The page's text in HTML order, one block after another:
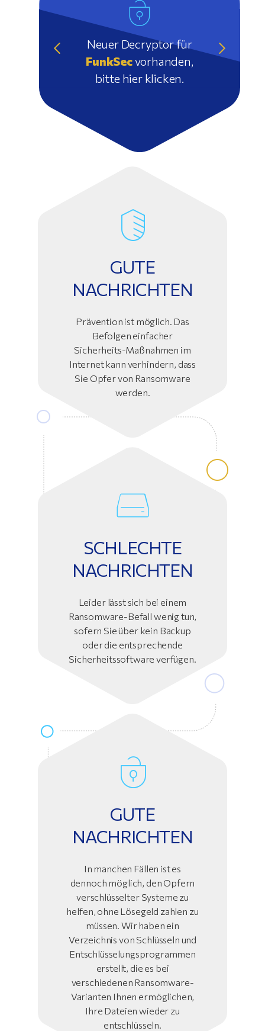
Neuer Decryptor für
FunkSecvorhanden,
bitte hier klicken.
GUTE
NACHRICHTEN
Prävention ist möglich. Das
Befolgen einfacher
Sicherheits-Maßnahmen im
Internet kann verhindern, dass
Sie Opfer von Ransomware
werden.
SCHLECHTE
NACHRICHTEN
Leider lässt sich bei einem
Ransomware-Befall wenig tun,
sofern Sie über kein Backup
oder die entsprechende
Sicherheitssoftware verfügen.
GUTE
NACHRICHTEN
In manchen Fällen ist es
dennoch möglich, den Opfern
verschlüsselter Systeme zu
helfen, ohne Lösegeld zahlen zu
müssen. Wir haben ein
Verzeichnis von Schlüsseln und
Entschlüsselungsprogrammen
erstellt, die es bei
verschiedenen Ransomware-
Varianten Ihnen ermöglichen,
Ihre Dateien wieder zu
entschlüsseln.